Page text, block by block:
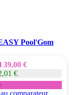
Pool'Gom
39,00 €
€
comparateur